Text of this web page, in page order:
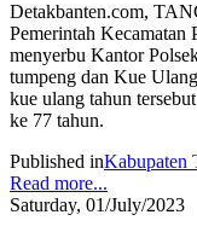
Detakbanten.com,
Pemerintah Kecamatan
menyerbu Kantor
tumpeng dan Kue
kue ulang tahun
ke 77 tahun.
Published inKabupaten
Read more...
Saturday, 01/July/2023